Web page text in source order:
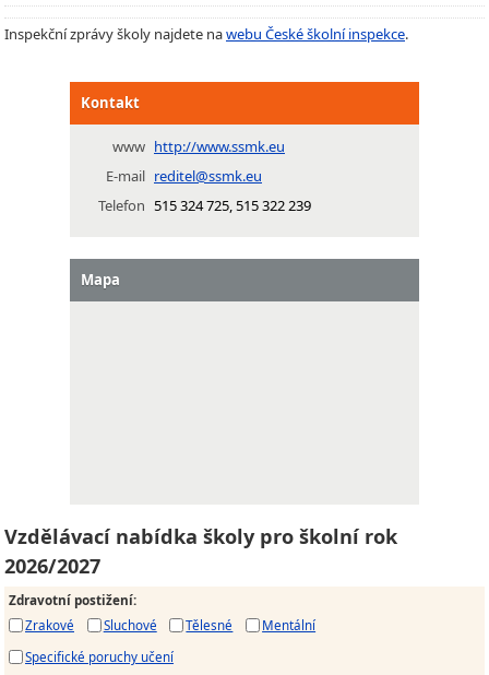
Inspekční zprávy školy najdete nawebu České školní inspekce.
Kontakt
www http://www.ssmk.eu
E-mail reditel@ssmk.eu
Telefon 515 324 725, 515 322 239
Mapa
Vzdělávací nabídka školy pro školní rok
2026/2027
Zdravotní postižení:
Zrakové
Sluchové Tělesné
Mentální
Specifické poruchy učení